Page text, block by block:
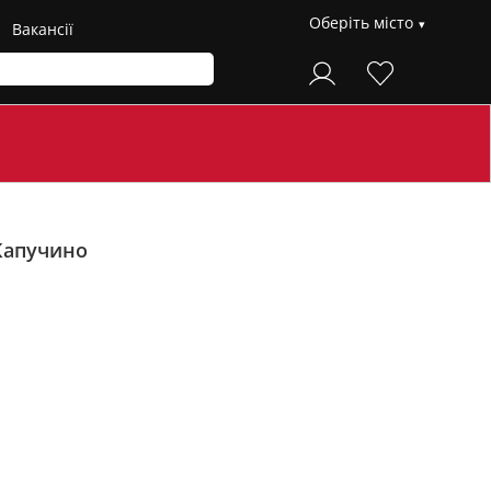
Вакансії Оберіть місто